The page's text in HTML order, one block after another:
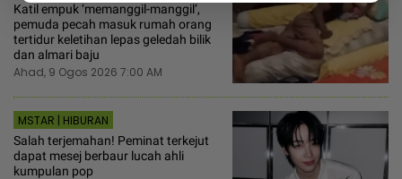
Katil empuk ‘memanggil-manggil’,
pemuda pecah masuk rumah orang
tertidur keletihan lepas geledah bilik
dan almari baju
Ahad, 9 Ogos 2026 7:00 AM
MSTAR | HIBURAN
Salah terjemahan! Peminat terkejut
dapat mesej berbaur lucah ahli
kumpulan pop